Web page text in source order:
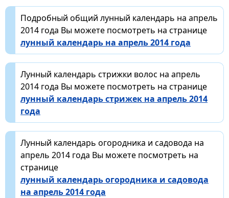
Подробный общий лунный календарь на апрель
2014 года Вы можете посмотреть на странице
лунный календарь на апрель 2014 года
Лунный календарь стрижки волос на апрель
2014 года Вы можете посмотреть на странице
лунный календарь стрижек на апрель 2014
года
Лунный календарь огородника и садовода на
апрель 2014 года Вы можете посмотреть на
странице
лунный календарь огородника и садовода
на апрель 2014 года